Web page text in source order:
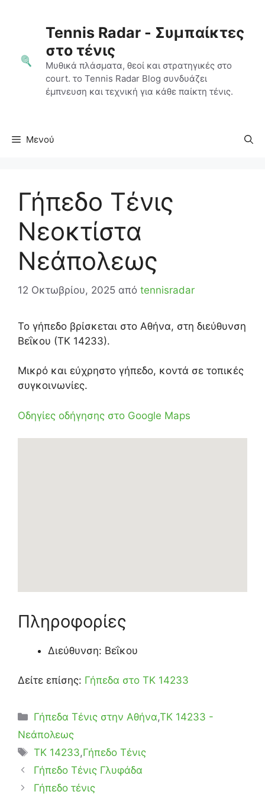
περιεχόμενοTennis Radar - Συμπαίκτες
στο τένις
Μυθικά πλάσματα, θεοί και στρατηγικές στο
court. το Tennis Radar Blog συνδυάζει
έμπνευση και τεχνική για κάθε παίκτη τένις.
Μενού
Γήπεδο Τένις
Νεοκτίστα
Νεάπολεως
12 Οκτωβρίου, 2025 από tennisradar
Το γήπεδο βρίσκεται στο Αθήνα, στη διεύθυνση
Βεΐκου (ΤΚ 14233).
Μικρό και εύχρηστο γήπεδο, κοντά σε τοπικές
συγκοινωνίες.
Οδηγίες οδήγησης στο Google Maps
Πληροφορίες
Διεύθυνση: Βεΐκου
Δείτε επίσης: Γήπεδα στο ΤΚ 14233
Κατηγορίες
Γήπεδα Τένις στην Αθήνα,ΤΚ 14233 -
Νεάπολεως
Ετικέτες
TK 14233,Γήπεδο Τένις
Γήπεδο Τένις Γλυφάδα
Γήπεδο τένις